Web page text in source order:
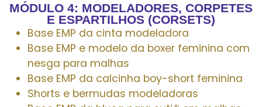
MÓDULO 4: MODELADORES, CORPETES
E ESPARTILHOS (CORSETS)
Base EMP da cinta modeladora
Base EMP e modelo da boxer feminina com
nesga para malhas
Base EMP da calcinha boy-short feminina
Shorts e bermudas modeladoras